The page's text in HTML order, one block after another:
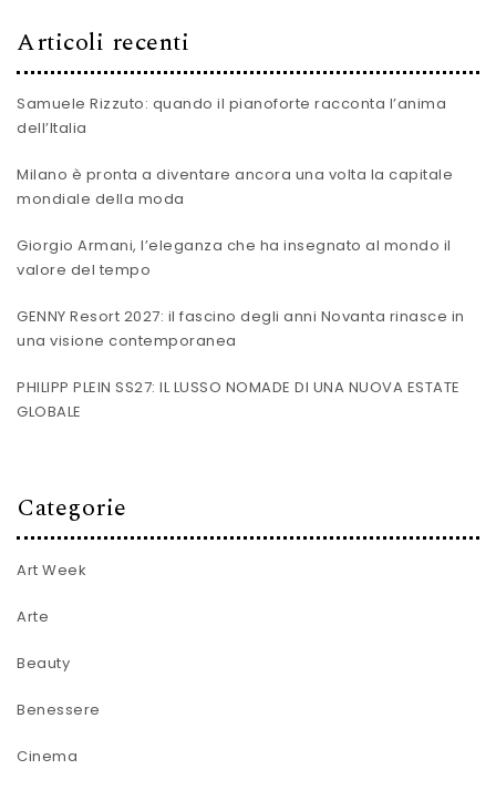
Articoli recenti
Samuele Rizzuto: quando il pianoforte racconta l’anima
dell’Italia
Milano è pronta a diventare ancora una volta la capitale
mondiale della moda
Giorgio Armani, l’eleganza che ha insegnato al mondo il
valore del tempo
GENNY Resort 2027: il fascino degli anni Novanta rinasce in
una visione contemporanea
PHILIPP PLEIN SS27: IL LUSSO NOMADE DI UNA NUOVA ESTATE
GLOBALE
Categorie
Art Week
Arte
Beauty
Benessere
Cinema